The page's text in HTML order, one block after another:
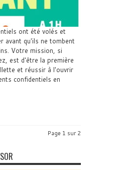
ont été volés et
avant qu'ils ne tombent
Votre mission, si
est d'être la première
et réussir à l'ouvrir
confidentiels en
Page 1 sur 2